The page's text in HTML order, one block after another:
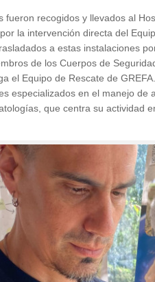
fueron recogidos y llevados al
la intervención directa del
a estas instalaciones
de los Cuerpos de
el Equipo de Rescate de
especializados en el manejo de
que centra su actividad